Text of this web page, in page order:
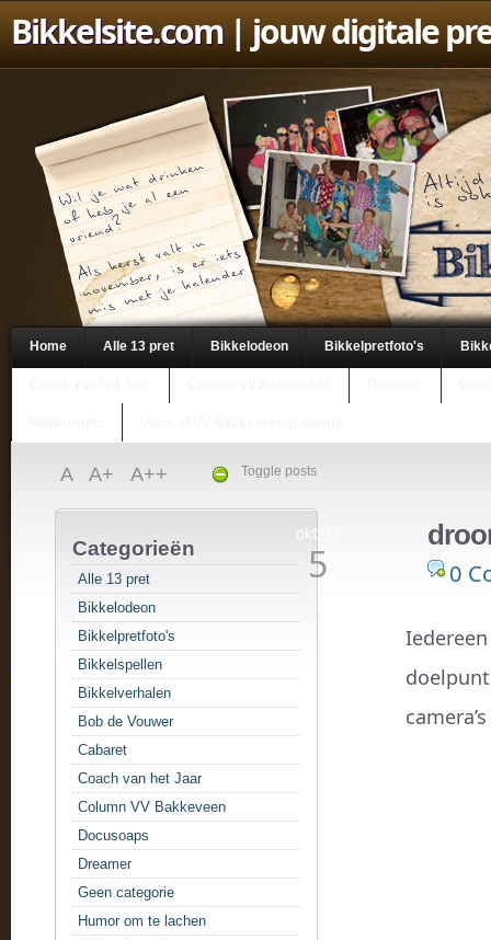
Bikkelsite.com| jouw digitale
Home Alle 13 pret Bikkelodeon Bikkelpretfoto's
Toggle posts
A A+ A++
Categorieën
Alle 13 pret
Bikkelodeon
Bikkelpretfoto's
Bikkelspellen
Bikkelverhalen
Bob de Vouwer
Cabaret
Coach van het Jaar
Column VV Bakkeveen
Docusoaps
Dreamer
Geen categorie
Humor om te lachen
okt/12
5 0